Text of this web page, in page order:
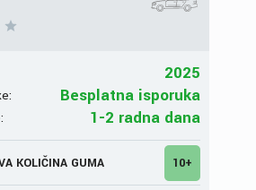
2025
Besplatna isporuka
1-2 radna dana
KOLIČINA GUMA 10+